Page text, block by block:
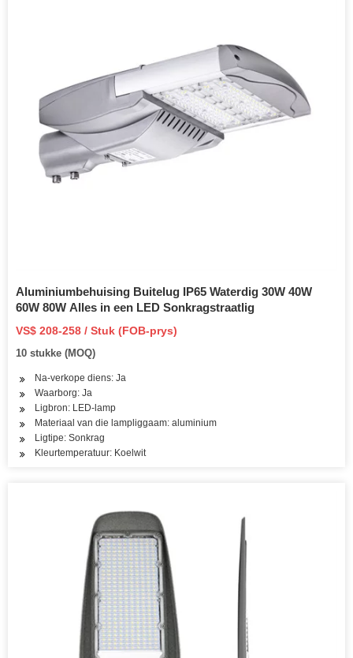
Aluminiumbehuising Buitelug IP65 Waterdig 30W 40W
60W 80W Alles in een LED Sonkragstraatlig
VS$ 208-258 / Stuk (FOB-prys)
10 stukke (MOQ)
Na-verkope diens: Ja
Waarborg: Ja
Ligbron: LED-lamp
Materiaal van die lampliggaam: aluminium
Ligtipe: Sonkrag
Kleurtemperatuur: Koelwit